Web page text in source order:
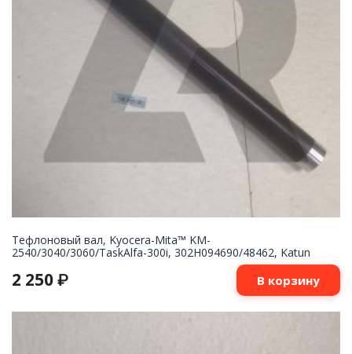
Тефлоновый вал, Kyocera-Mita™ KM-
2540/3040/3060/TaskAlfa-300i, 302H094690/48462, Katun
2 250 ₽ В корзину